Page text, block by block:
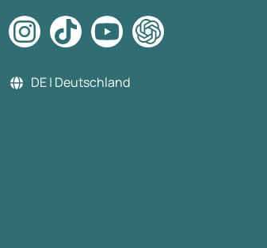
DE | Deutschland